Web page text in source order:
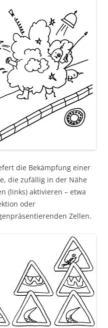
die Bekämpfung einer
die zufällig in der Nähe
(links) aktivieren – etwa
oder
Zellen.